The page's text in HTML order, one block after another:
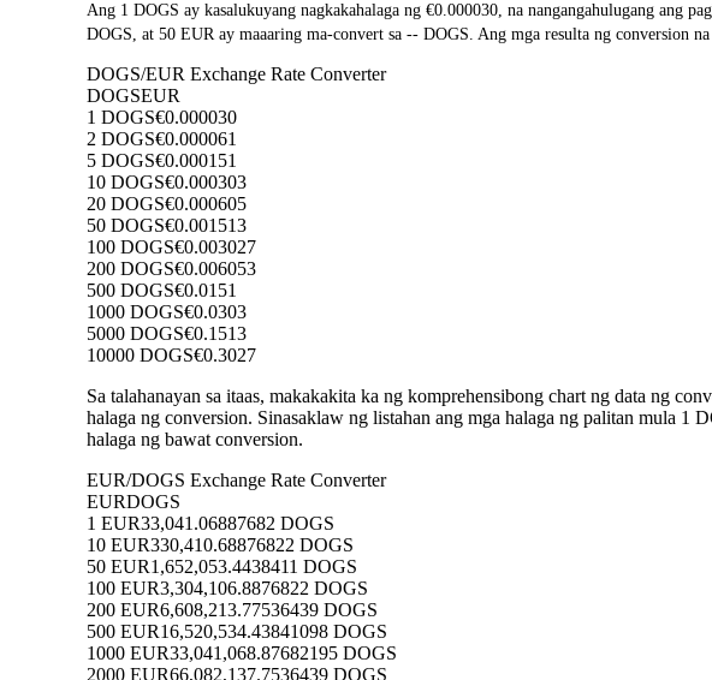
Ang 1 DOGS ay kasalukuyang nagkakahalaga ng €0.000030, na nangangahulugang ang
DOGS, at 50 EUR ay maaaring ma-convert sa -- DOGS. Ang mga resulta ng conversion
DOGS/EUR Exchange Rate Converter
DOGSEUR
1 DOGS€0.000030
2 DOGS€0.000061
5 DOGS€0.000151
10 DOGS€0.000303
20 DOGS€0.000605
50 DOGS€0.001513
100 DOGS€0.003027
200 DOGS€0.006053
500 DOGS€0.0151
1000 DOGS€0.0303
5000 DOGS€0.1513
10000 DOGS€0.3027
Sa talahanayan sa itaas, makakakita ka ng komprehensibong chart ng data ng
halaga ng conversion. Sinasaklaw ng listahan ang mga halaga ng palitan mula
halaga ng bawat conversion.
EUR/DOGS Exchange Rate Converter
EURDOGS
1 EUR33,041.06887682 DOGS
10 EUR330,410.68876822 DOGS
50 EUR1,652,053.4438411 DOGS
100 EUR3,304,106.8876822 DOGS
200 EUR6,608,213.77536439 DOGS
500 EUR16,520,534.43841098 DOGS
1000 EUR33,041,068.87682195 DOGS
2000 EUR66,082,137.7536439 DOGS